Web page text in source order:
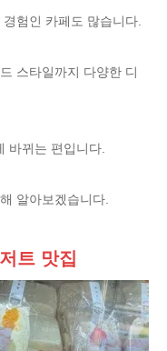
험인 카페도 많습니다.
스타일까지 다양한 디
바뀌는 편입니다.
알아보겠습니다.
트 맛집